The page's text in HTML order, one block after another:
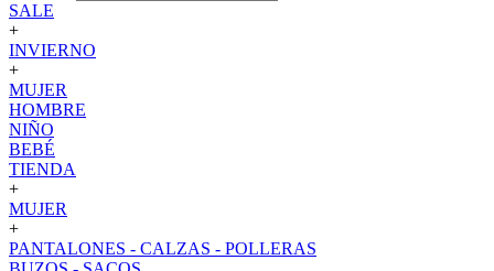
SALE
+
INVIERNO
+
MUJER
HOMBRE
NIÑO
BEBÉ
TIENDA
+
MUJER
+
PANTALONES - CALZAS - POLLERAS